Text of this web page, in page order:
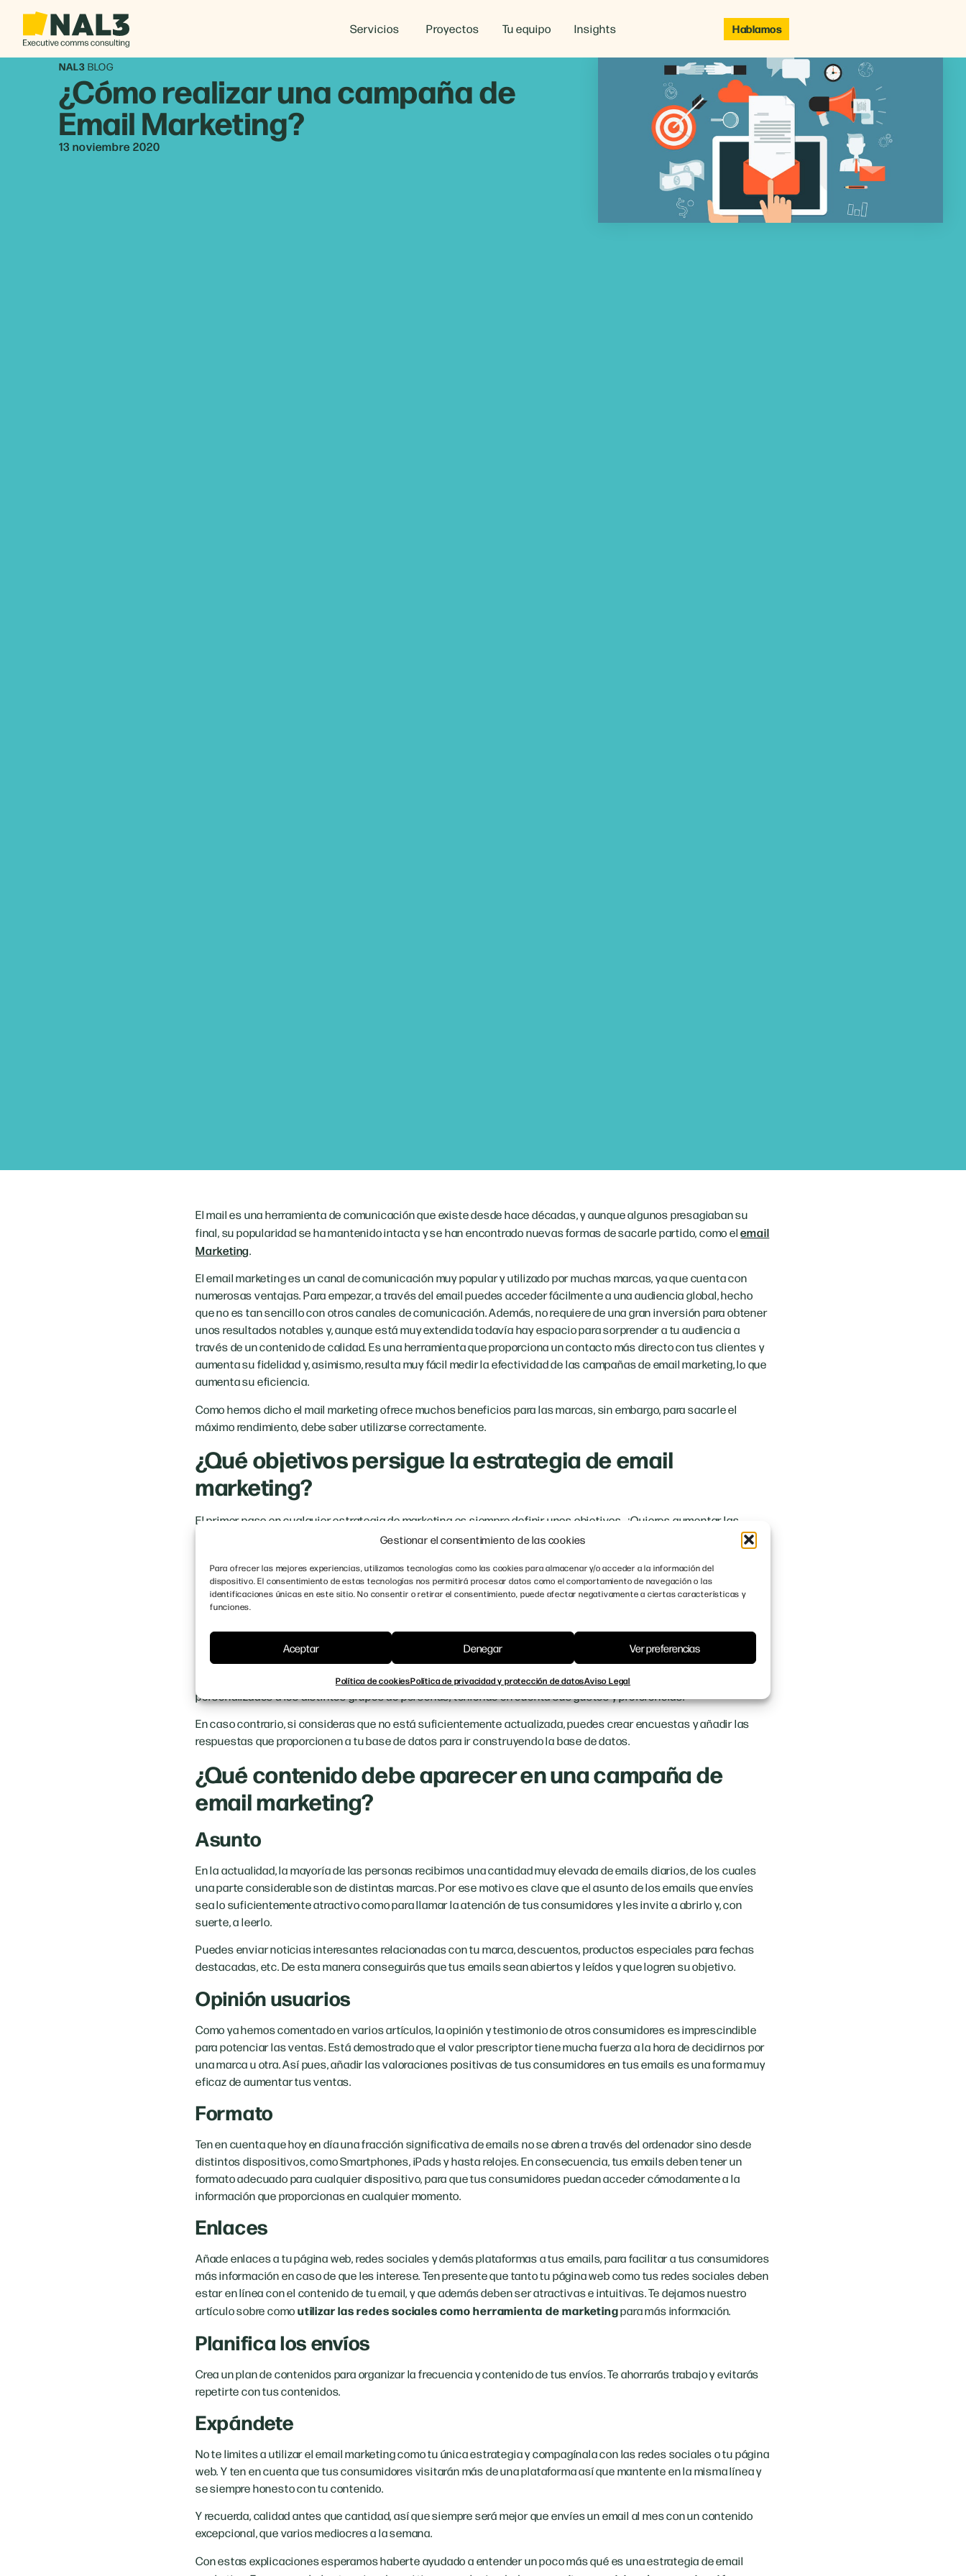
Gestionar el consentimiento de las cookies
Para ofrecer las mejores experiencias, utilizamos tecnologías como las cookies para almacenar y/o acceder a la información del
dispositivo. El consentimiento de estas tecnologías nos permitirá procesar datos como el comportamiento de navegación o las
identificaciones únicas en este sitio. No consentir o retirar el consentimiento, puede afectar negativamente a ciertas características y
funciones.
Aceptar Denegar Ver preferencias
Política de cookiesPolítica de privacidad y protección de datosAviso Legal
Servicios Proyectos Tu equipo Insights Hablamos
NAL3 BLOG
¿Cómo realizar una campaña de
Email Marketing?
13 noviembre 2020
El mail es una herramienta de comunicación que existe desde hace décadas, y aunque algunos presagiaban su
final, su popularidad se ha mantenido intacta y se han encontrado nuevas formas de sacarle partido, como elemail
Marketing.
El email marketing es un canal de comunicación muy popular y utilizado por muchas marcas, ya que cuenta con
numerosas ventajas. Para empezar, a través del email puedes acceder fácilmente a una audiencia global, hecho
que no es tan sencillo con otros canales de comunicación. Además, no requiere de una gran inversión para obtener
unos resultados notables y, aunque está muy extendida todavía hay espacio para sorprender a tu audiencia a
través de un contenido de calidad. Es una herramienta que proporciona un contacto más directo con tus clientes y
aumenta su fidelidad y, asimismo, resulta muy fácil medir la efectividad de las campañas de email marketing, lo que
aumenta su eficiencia.
Como hemos dicho el mail marketing ofrece muchos beneficios para las marcas, sin embargo, para sacarle el
máximo rendimiento, debe saber utilizarse correctamente.
¿Qué objetivos persigue la estrategia de email
marketing?
El primer paso en cualquier estrategia de marketing es siempre definir unos objetivos. ¿Quieres aumentar las
ventas? ¿Llegar a un público más amplio? ¿Fidelizar a tus consumidores?
Una vez tengas claro cuál es tu objetivo, debes plantear unas metas muy claras para lograrlos. Si quieres fidelizar a
tus clientes, tu meta será conectar con ellos, si quieres llegar a un público más amplio, deberás extender tu base de
datos, etc.
Una vez tengas tus objetivos marcados, debes aprovechar una de las ventajas que ofrece el mail marketing, que es
la de interactuar con tu público. Para lograr un contacto más directo con tu público, debes tener una base de datos
muy definida con el máximo de información sobre tu audiencia. De esta manera, podrás enviar emails
personalizados a los distintos grupos de personas, teniendo en cuenta sus gustos y preferencias.
En caso contrario, si consideras que no está suficientemente actualizada, puedes crear encuestas y añadir las
respuestas que proporcionen a tu base de datos para ir construyendo la base de datos.
¿Qué contenido debe aparecer en una campaña de
email marketing?
Asunto
En la actualidad, la mayoría de las personas recibimos una cantidad muy elevada de emails diarios, de los cuales
una parte considerable son de distintas marcas. Por ese motivo es clave que el asunto de los emails que envíes
sea lo suficientemente atractivo como para llamar la atención de tus consumidores y les invite a abrirlo y, con
suerte, a leerlo.
Puedes enviar noticias interesantes relacionadas con tu marca, descuentos, productos especiales para fechas
destacadas, etc. De esta manera conseguirás que tus emails sean abiertos y leídos y que logren su objetivo.
Opinión usuarios
Como ya hemos comentado en varios artículos, la opinión y testimonio de otros consumidores es imprescindible
para potenciar las ventas. Está demostrado que el valor prescriptor tiene mucha fuerza a la hora de decidirnos por
una marca u otra. Así pues, añadir las valoraciones positivas de tus consumidores en tus emails es una forma muy
eficaz de aumentar tus ventas.
Formato
Ten en cuenta que hoy en día una fracción significativa de emails no se abren a través del ordenador sino desde
distintos dispositivos, como Smartphones, iPads y hasta relojes. En consecuencia, tus emails deben tener un
formato adecuado para cualquier dispositivo, para que tus consumidores puedan acceder cómodamente a la
información que proporcionas en cualquier momento.
Enlaces
Añade enlaces a tu página web, redes sociales y demás plataformas a tus emails, para facilitar a tus consumidores
más información en caso de que les interese. Ten presente que tanto tu página web como tus redes sociales deben
estar en línea con el contenido de tu email, y que además deben ser atractivas e intuitivas. Te dejamos nuestro
artículo sobre comoutilizar las redes sociales como herramienta de marketingpara más información.
Planifica los envíos
Crea un plan de contenidos para organizar la frecuencia y contenido de tus envíos. Te ahorrarás trabajo y evitarás
repetirte con tus contenidos.
Expándete
No te limites a utilizar el email marketing como tu única estrategia y compagínala con las redes sociales o tu página
web. Y ten en cuenta que tus consumidores visitarán más de una plataforma así que mantente en la misma línea y
se siempre honesto con tu contenido.
Y recuerda, calidad antes que cantidad, así que siempre será mejor que envíes un email al mes con un contenido
excepcional, que varios mediocres a la semana.
Con estas explicaciones esperamos haberte ayudado a entender un poco más qué es una estrategia de email